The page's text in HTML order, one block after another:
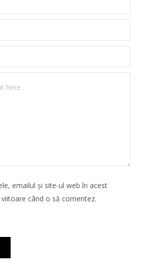
emailul și site-ul web în acest
când o să comentez.